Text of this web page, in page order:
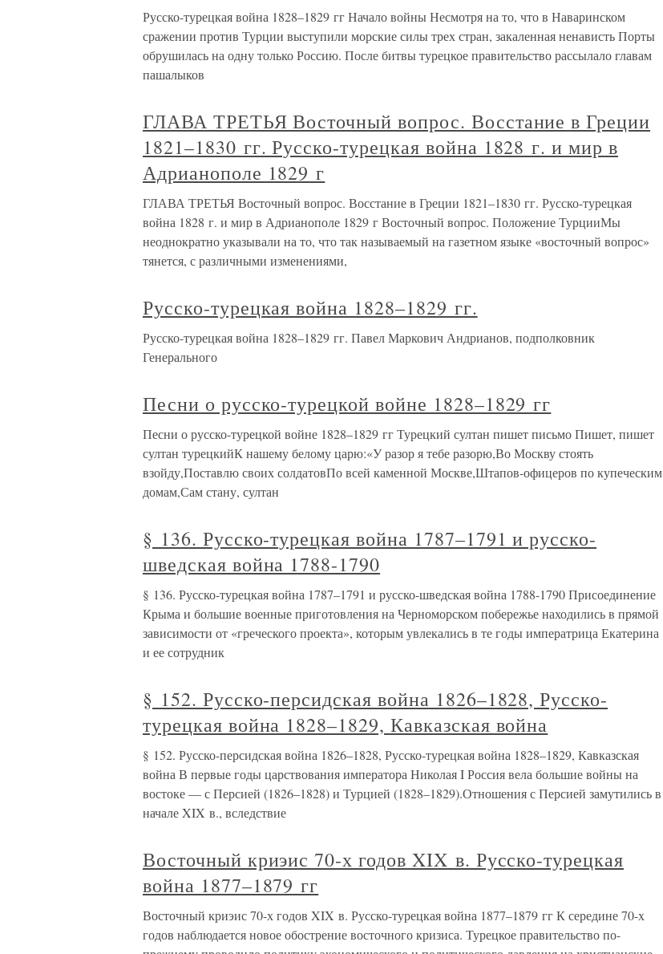
Русско-турецкая война 1828–1829 гг Начало войны Несмотря на то, что в Наваринском
сражении против Турции выступили морские силы трех стран, закаленная ненависть Порты
обрушилась на одну только Россию. После битвы турецкое правительство рассылало главам
пашалыков
ГЛАВА ТРЕТЬЯ Восточный вопрос. Восстание в Греции
1821–1830 гг. Русско-турецкая война 1828 г. и мир в
Адрианополе 1829 г
ГЛАВА ТРЕТЬЯ Восточный вопрос. Восстание в Греции 1821–1830 гг. Русско-турецкая
война 1828 г. и мир в Адрианополе 1829 г Восточный вопрос. Положение ТурцииМы
неоднократно указывали на то, что так называемый на газетном языке «восточный вопрос»
тянется, с различными изменениями,
Русско-турецкая война 1828–1829 гг.
Русско-турецкая война 1828–1829 гг. Павел Маркович Андрианов, подполковник
Генерального
Песни о русско-турецкой войне 1828–1829 гг
Песни о русско-турецкой войне 1828–1829 гг Турецкий султан пишет письмо Пишет, пишет
султан турецкийК нашему белому царю:«У разор я тебе разорю,Во Москву стоять
взойду,Поставлю своих солдатовПо всей каменной Москве,Штапов-офицеров по купеческим
домам,Сам стану, султан
§ 136. Русско-турецкая война 1787–1791 и русско-
шведская война 1788-1790
§ 136. Русско-турецкая война 1787–1791 и русско-шведская война 1788-1790 Присоединение
Крыма и большие военные приготовления на Черноморском побережье находились в прямой
зависимости от «греческого проекта», которым увлекались в те годы императрица Екатерина
и ее сотрудник
§ 152. Русско-персидская война 1826–1828, Русско-
турецкая война 1828–1829, Кавказская война
§ 152. Русско-персидская война 1826–1828, Русско-турецкая война 1828–1829, Кавказская
война В первые годы царствования императора Николая I Россия вела большие войны на
востоке — с Персией (1826–1828) и Турцией (1828–1829).Отношения с Персией замутились в
начале XIX в., вследствие
Восточный криэис 70-х годов XIX в. Русско-турецкая
война 1877–1879 гг
Восточный криэис 70-х годов XIX в. Русско-турецкая война 1877–1879 гг К середине 70-х
годов наблюдается новое обострение восточного кризиса. Турецкое правительство по-